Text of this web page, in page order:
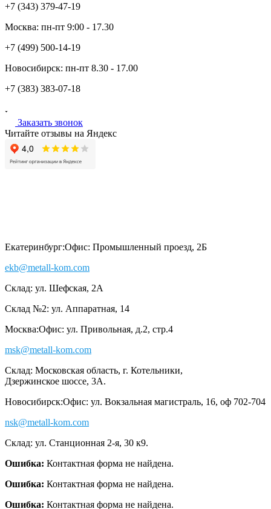
+7 (343) 379-47-19
Москва: пн-пт 9:00 - 17.30
+7 (499) 500-14-19
Новосибирск: пн-пт 8.30 - 17.00
+7 (383) 383-07-18
Заказать звонок
Читайте отзывы на Яндекс
Екатеринбург:Офис: Промышленный проезд, 2Б
ekb@metall-kom.com
Склад: ул. Шефская, 2А
Склад №2: ул. Аппаратная, 14
Москва:Офис: ул. Привольная, д.2, стр.4
msk@metall-kom.com
Склад: Московская область, г. Котельники,
Дзержинское шоссе, 3А.
Новосибирск:Офис: ул. Вокзальная магистраль, 16, оф 702-704
nsk@metall-kom.com
Склад: ул. Станционная 2-я, 30 к9.
Ошибка: Контактная форма не найдена.
Ошибка: Контактная форма не найдена.
Ошибка: Контактная форма не найдена.